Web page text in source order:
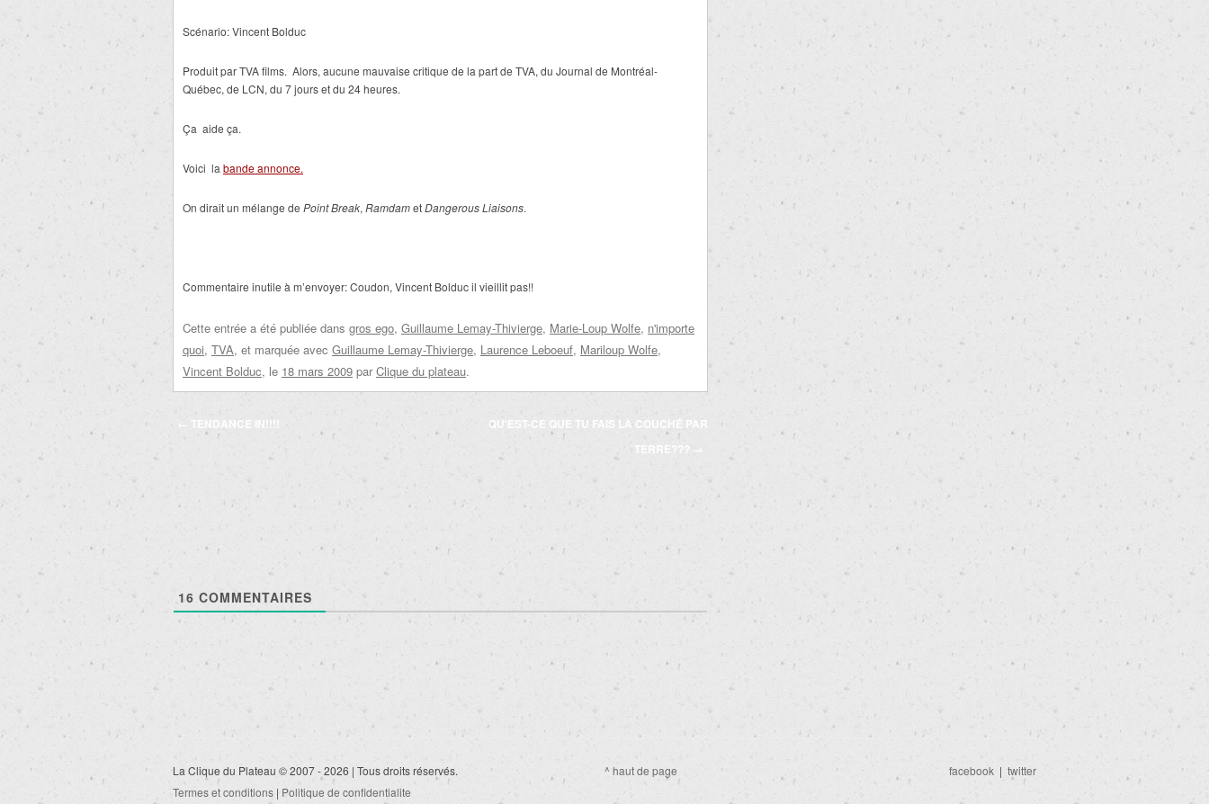
Scénario: Vincent Bolduc
Produit par TVA films. Alors, aucune mauvaise critique de la part de TVA, du Journal de Montréal-
Québec, de LCN, du 7 jours et du 24 heures.
Ça aide ça.
Voici la bande annonce.
On dirait un mélange de Point Break, RamdametDangerous Liaisons.
Commentaire inutile à m’envoyer: Coudon, Vincent Bolduc il vieillit pas!!
Cette entrée a été publiée dans gros ego, Guillaume Lemay-Thivierge, Marie-Loup Wolfe, n'importe
quoi, TVA, et marquée avec Guillaume Lemay-Thivierge, Laurence Leboeuf, Mariloup Wolfe,
Vincent Bolduc, le 18 mars 2009 par Clique du plateau.
Navigation
← TENDANCE IN!!!!
QU'EST-CE QUE TU FAIS LÀ COUCHÉ PAR
TERRE??? →
16 COMMENTAIRES
La Clique du Plateau © 2007 - 2026 | Tous droits réservés.
Termes et conditions | Politique de confidentialite
^ haut de page facebook | twitter